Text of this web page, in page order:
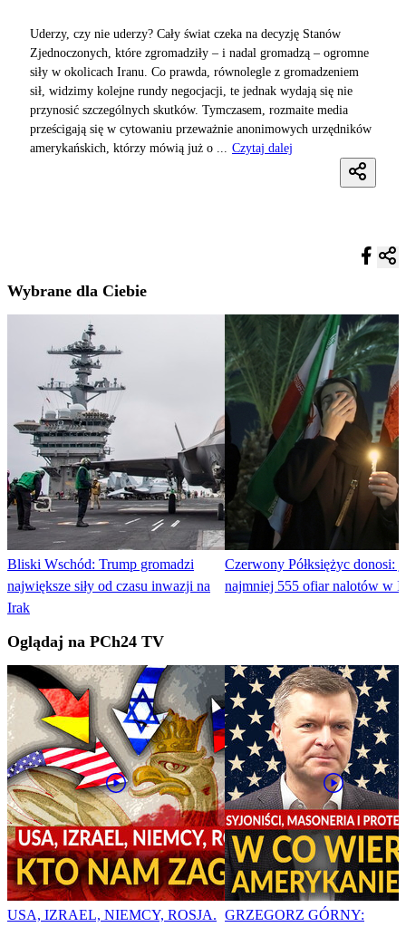
Uderzy, czy nie uderzy? Cały świat czeka na decyzję Stanów
Zjednoczonych, które zgromadziły – i nadal gromadzą – ogromne
siły w okolicach Iranu. Co prawda, równolegle z gromadzeniem
sił, widzimy kolejne rundy negocjacji, te jednak wydają się nie
przynosić szczególnych skutków. Tymczasem, rozmaite media
prześcigają się w cytowaniu przeważnie anonimowych urzędników
amerykańskich, którzy mówią już o ...
Czytaj dalej
Wybrane dla Ciebie
Bliski Wschód: Trump gromadzi
największe siły od czasu inwazji na
Irak
Czerwony Półksiężyc donosi:
najmniej 555 ofiar nalotów w
Oglądaj na PCh24 TV
USA, IZRAEL, NIEMCY, ROSJA. GRZEGORZ GÓRNY: